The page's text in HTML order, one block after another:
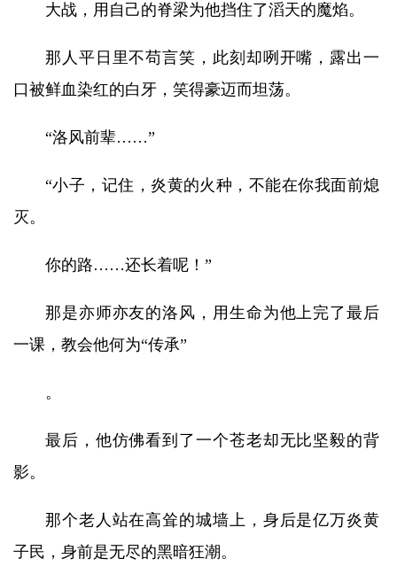
大战，用自己的脊梁为他挡住了滔天的魔焰。
那人平日里不苟言笑，此刻却咧开嘴，露出一
口被鲜血染红的白牙，笑得豪迈而坦荡。
“洛风前辈……”
“小子，记住，炎黄的火种，不能在你我面前熄
灭。
你的路……还长着呢！”
那是亦师亦友的洛风，用生命为他上完了最后
一课，教会他何为“传承”
。
最后，他仿佛看到了一个苍老却无比坚毅的背
影。
那个老人站在高耸的城墙上，身后是亿万炎黄
子民，身前是无尽的黑暗狂潮。